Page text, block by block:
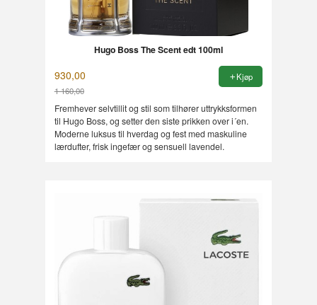
Hugo Boss The Scent edt 100ml
930,00
1 160,00
Rabatt
Kjøp
Fremhever selvtillit og stil som tilhører uttrykksformen
til Hugo Boss, og setter den siste prikken over i´en.
Moderne luksus til hverdag og fest med maskuline
lærdufter, frisk ingefær og sensuell lavendel.